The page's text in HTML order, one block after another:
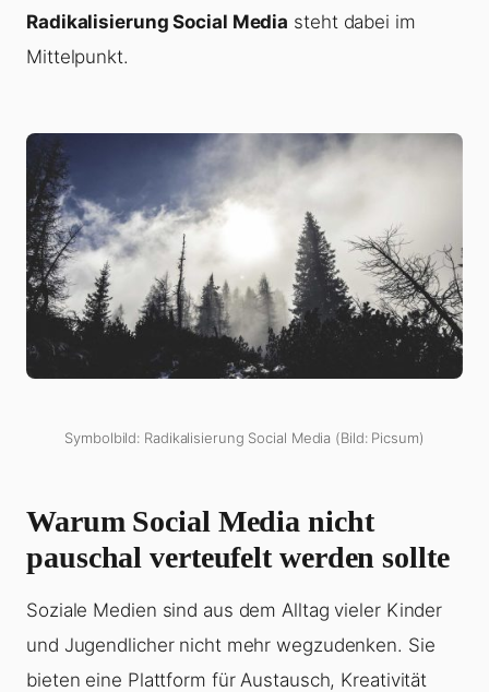
Radikalisierung Social Media steht dabei im
Mittelpunkt.
Symbolbild: Radikalisierung Social Media (Bild: Picsum)
Warum Social Media nicht
pauschal verteufelt werden sollte
Soziale Medien sind aus dem Alltag vieler Kinder
und Jugendlicher nicht mehr wegzudenken. Sie
bieten eine Plattform für Austausch, Kreativität